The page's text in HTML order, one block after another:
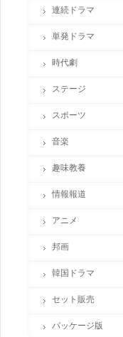
連続ドラマ
単発ドラマ
時代劇
ステージ
スポーツ
音楽
趣味教養
情報報道
アニメ
邦画
韓国ドラマ
セット販売
パッケージ版